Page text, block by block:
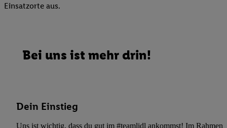
Einsatzorte aus.
Bei uns ist mehr drin!
Dein Einstieg
Uns ist wichtig, dass du gut im #teamlidl ankommst! Im Rahmen